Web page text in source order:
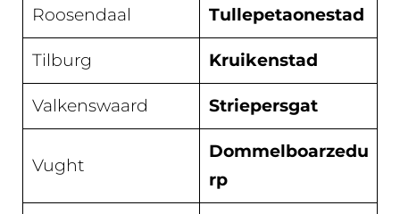
Roosendaal Tullepetaonestad
Tilburg Kruikenstad
Valkenswaard Striepersgat
Vught
Dommelboarzedu
rp